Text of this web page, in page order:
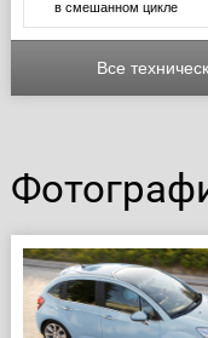
в смешанном цикле
Все